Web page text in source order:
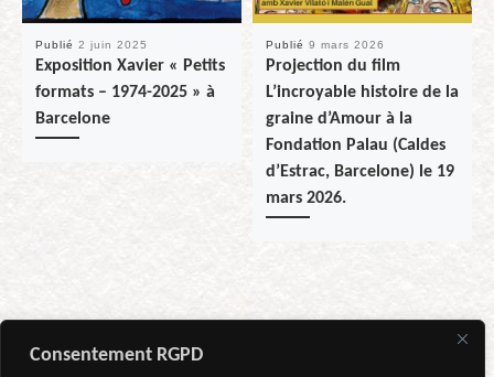
Consentement RGPD
Publié 2 juin 2025
Exposition Xavier « Petits
formats – 1974-2025 » à
Barcelone
Publié 9 mars 2026
Projection du film
L’incroyable histoire de la
graine d’Amour à la
Fondation Palau (Caldes
d’Estrac, Barcelone) le 19
mars 2026.